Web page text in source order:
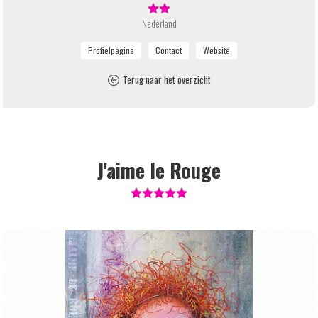
Nederland
Terug naar het overzicht
J'aime le Rouge